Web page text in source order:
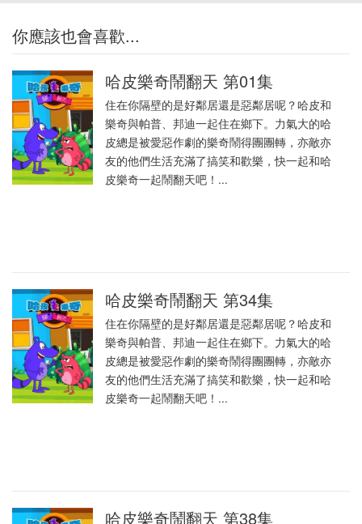
你應該也會喜歡...
哈皮樂奇鬧翻天 第01集
住在你隔壁的是好鄰居還是惡鄰居呢？哈皮和
樂奇與帕普、邦迪一起住在鄉下。力氣大的哈
皮總是被愛惡作劇的樂奇鬧得團團轉，亦敵亦
友的他們生活充滿了搞笑和歡樂，快一起和哈
皮樂奇一起鬧翻天吧！...
哈皮樂奇鬧翻天 第34集
住在你隔壁的是好鄰居還是惡鄰居呢？哈皮和
樂奇與帕普、邦迪一起住在鄉下。力氣大的哈
皮總是被愛惡作劇的樂奇鬧得團團轉，亦敵亦
友的他們生活充滿了搞笑和歡樂，快一起和哈
皮樂奇一起鬧翻天吧！...
哈皮樂奇鬧翻天 第38集